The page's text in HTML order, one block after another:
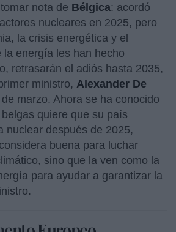
nota de Bélgica: acordó
nucleares en 2025, pero
la crisis energética y el
la energía les han hecho
retrasarán el adiós hasta 2035,
ministro, Alexander De
marzo. Ahora se ha conocido
quiere que su país
nuclear después de 2025,
buena para luchar
sino que la ven como la
para ayudar a garantizar la